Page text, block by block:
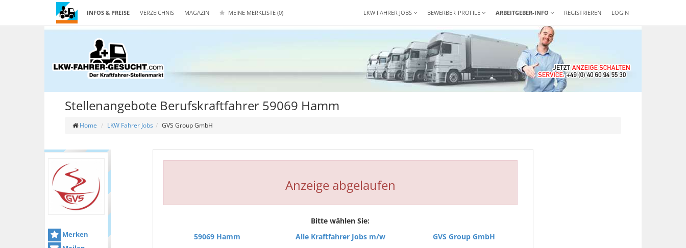
INFOS & PREISE VERZEICHNIS MAGAZIN MEINE MERKLISTE (0) REGISTRIEREN LOGIN
LKW FAHRER JOBS BEWERBER-PROFILE ARBEITGEBER-INFO
Stellenangebote Berufskraftfahrer 59069 Hamm
Home LKW Fahrer Jobs GVS Group GmbH
Merken
Anzeige abgelaufen
Bitte wählen Sie:
59069 Hamm
Alle Kraftfahrer Jobs m/w GVS Group GmbH